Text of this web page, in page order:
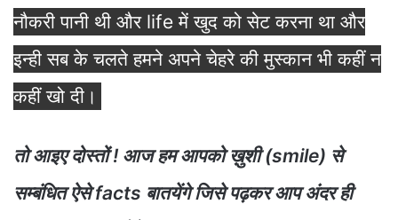
नौकरी पानी थी और life में खुद को सेट करना था और
इन्ही सब के चलते हमने अपने चेहरे की मुस्कान भी कहीं न
कहीं खो दी।
तो आइए दोस्तों ! आज हम आपको ख़ुशी (smile) से
सम्बंधित ऐसे facts बातयेंगे जिसे पढ़कर आप अंदर ही